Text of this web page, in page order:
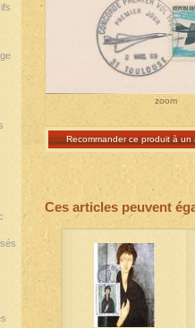
zoom
Recommander ce produit à un
Ces articles peuvent